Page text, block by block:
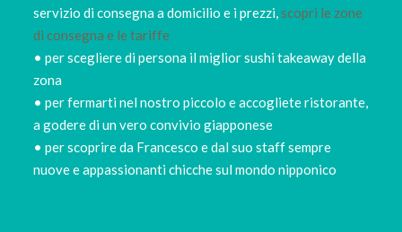
servizio di consegna a domicilio e i prezzi,scopri le zone
di consegna e le tariffe
• per scegliere di persona il miglior sushi takeaway della
zona
• per fermarti nel nostro piccolo e accogliete ristorante,
a godere di un vero convivio giapponese
• per scoprire da Francesco e dal suo staff sempre
nuove e appassionanti chicche sul mondo nipponico